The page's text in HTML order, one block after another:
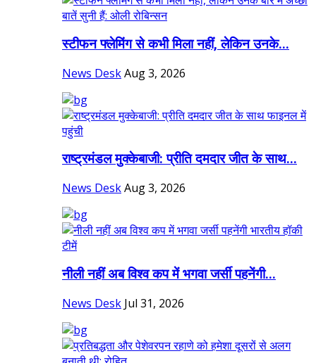
स्टीफन फ्लेमिंग से कभी मिला नहीं, लेकिन उनके...
News DeskAug 3, 2026
राष्ट्रमंडल मुक्केबाजी: प्रीति दमदार जीत के साथ...
News DeskAug 3, 2026
नीली नहीं अब विश्व कप में भगवा जर्सी पहनेंगी...
News Desk Jul 31, 2026